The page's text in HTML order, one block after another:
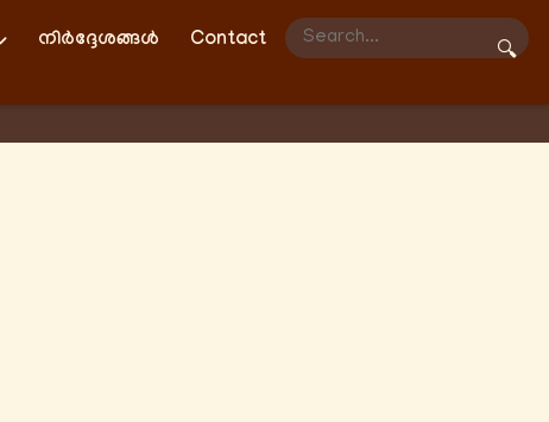
നിർദ്ദേശങ്ങൾ Contact
🔍